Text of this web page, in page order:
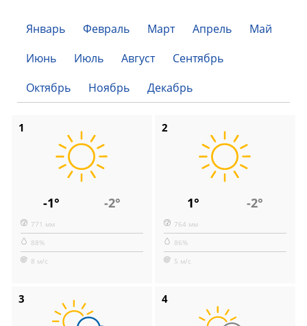
Январь Февраль Март Апрель
Май
Июнь
Июль Август
Сентябрь
Октябрь
Ноябрь Декабрь
1
-1° -2°
771 мм
88%
8 м/с
2
1° -2°
764 мм
86%
5 м/с
3 4